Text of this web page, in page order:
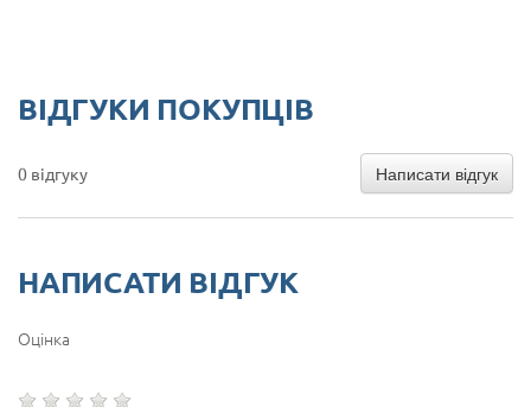
ВІДГУКИ ПОКУПЦІВ
0 відгуку Написати відгук
НАПИСАТИ ВІДГУК
Оцінка